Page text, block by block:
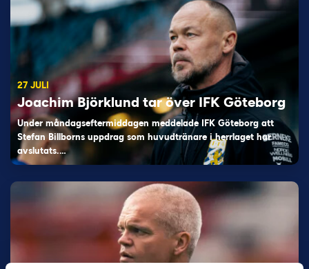
27 JULI
Joachim Björklund tar över IFK Göteborg
Under måndagseftermiddagen meddelade IFK Göteborg att
Stefan Billborns uppdrag som huvudtränare i herrlaget har
avslutats.…